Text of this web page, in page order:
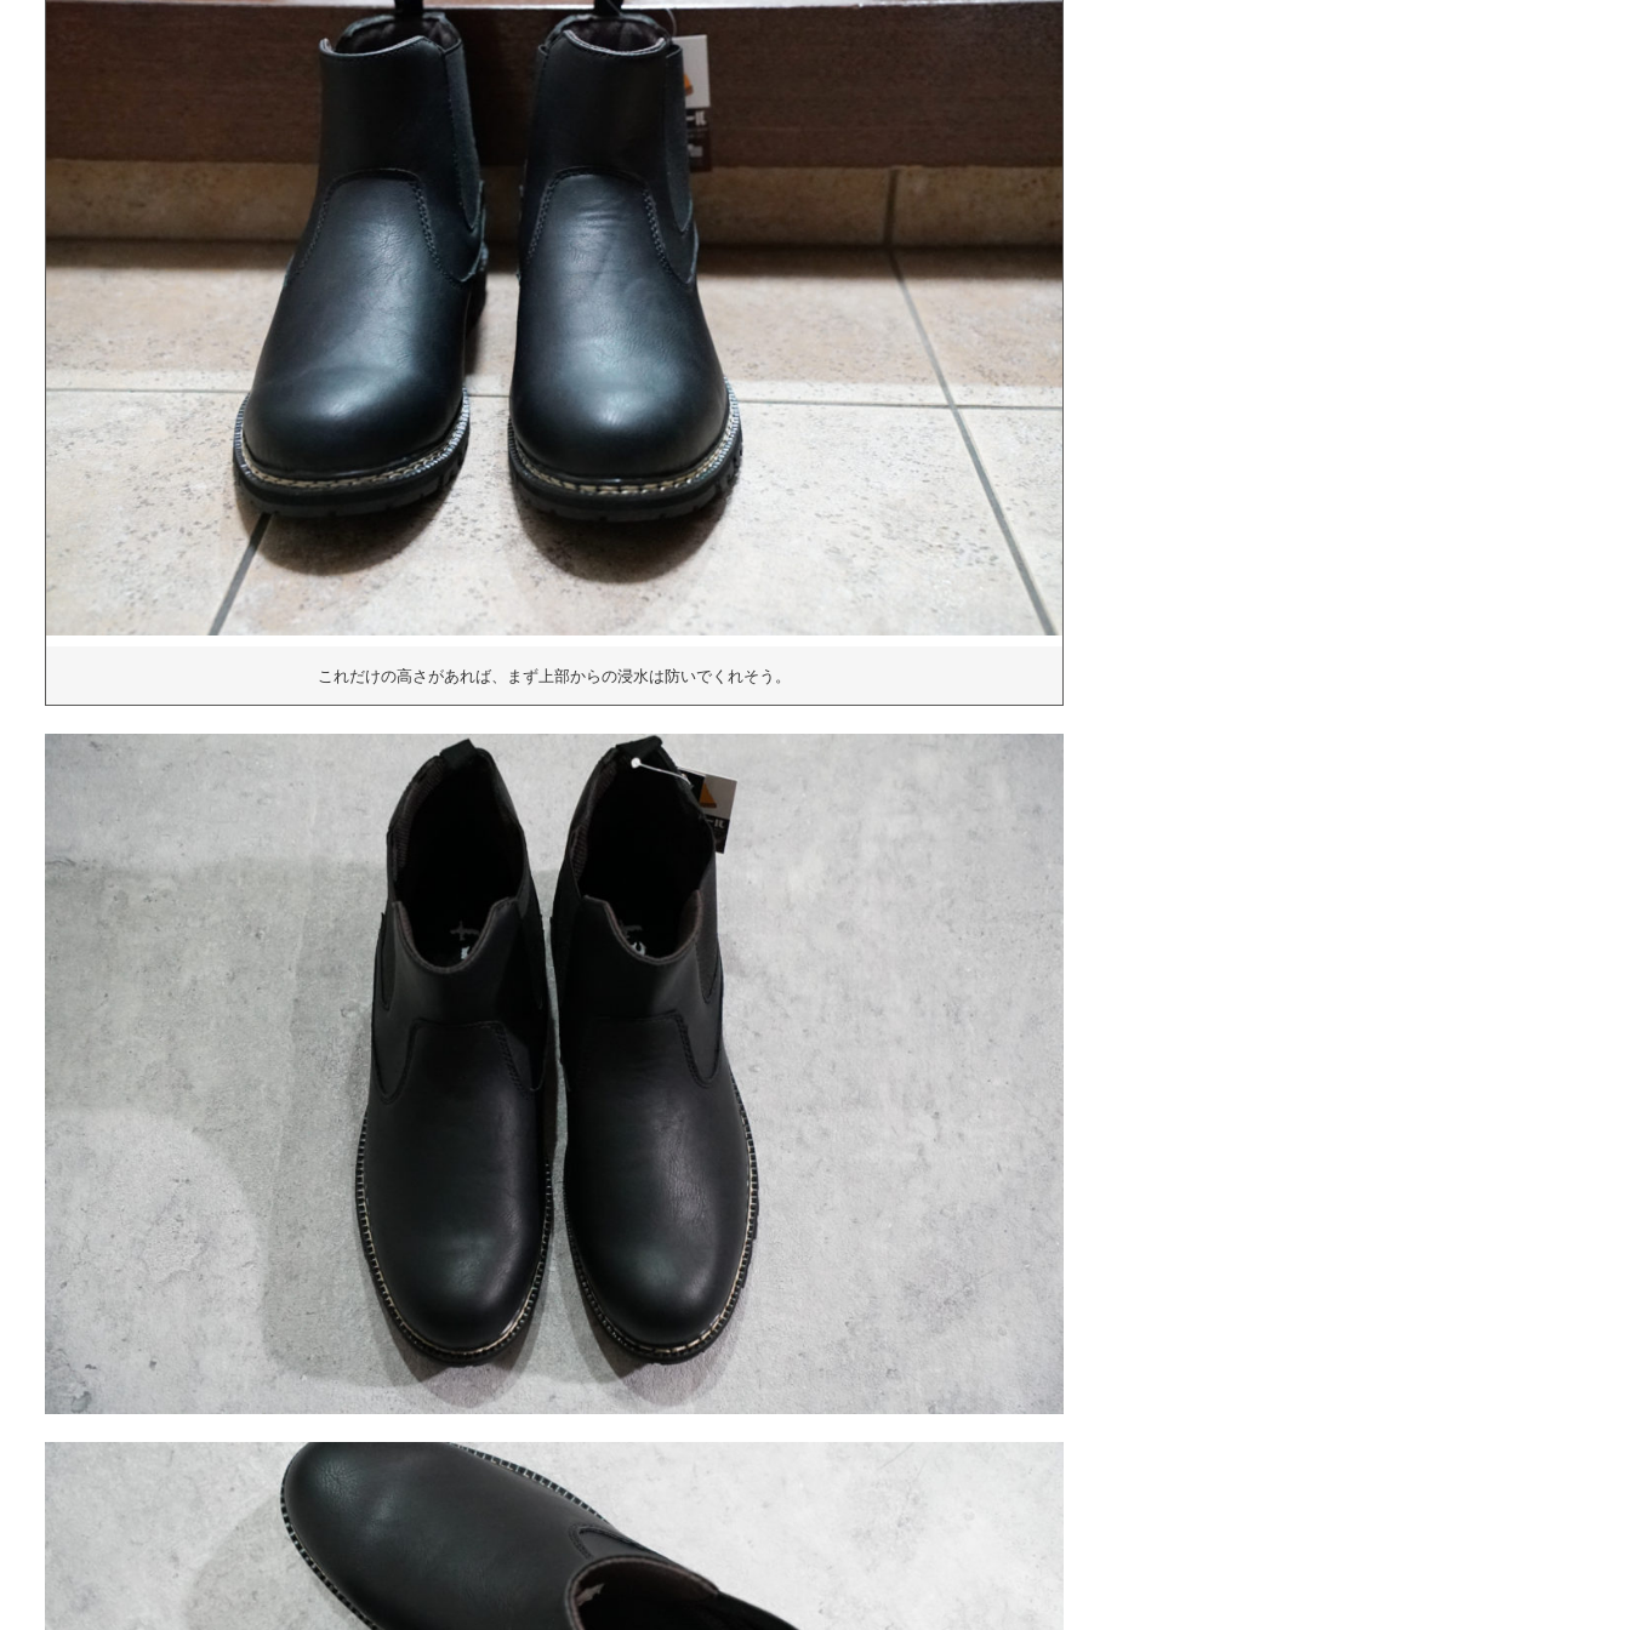
これだけの高さがあれば、まず上部からの浸水は防いでくれそう。